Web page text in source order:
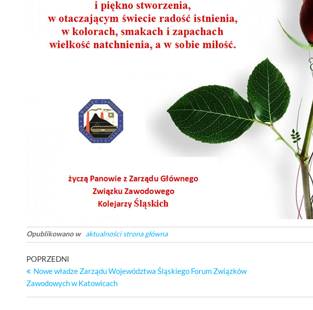
Opublikowano w aktualności strona główna
Nawigacja
wpisu
Poprzedni
wpis
POPRZEDNI
Nowe władze Zarządu Województwa Śląskiego Forum Związków
Zawodowych w Katowicach